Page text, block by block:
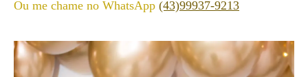
Ou me chame no WhatsApp (43)99937-9213